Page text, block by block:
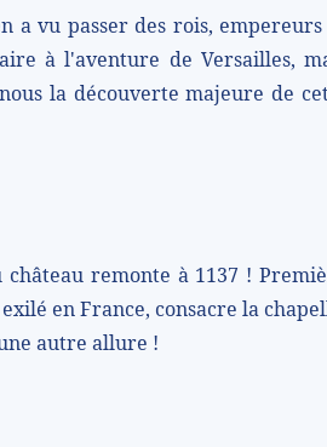
a vu passer des rois,
à l'aventure de Versailles,
la découverte majeure de
remonte à 1137 !
en France, consacre la
autre allure !